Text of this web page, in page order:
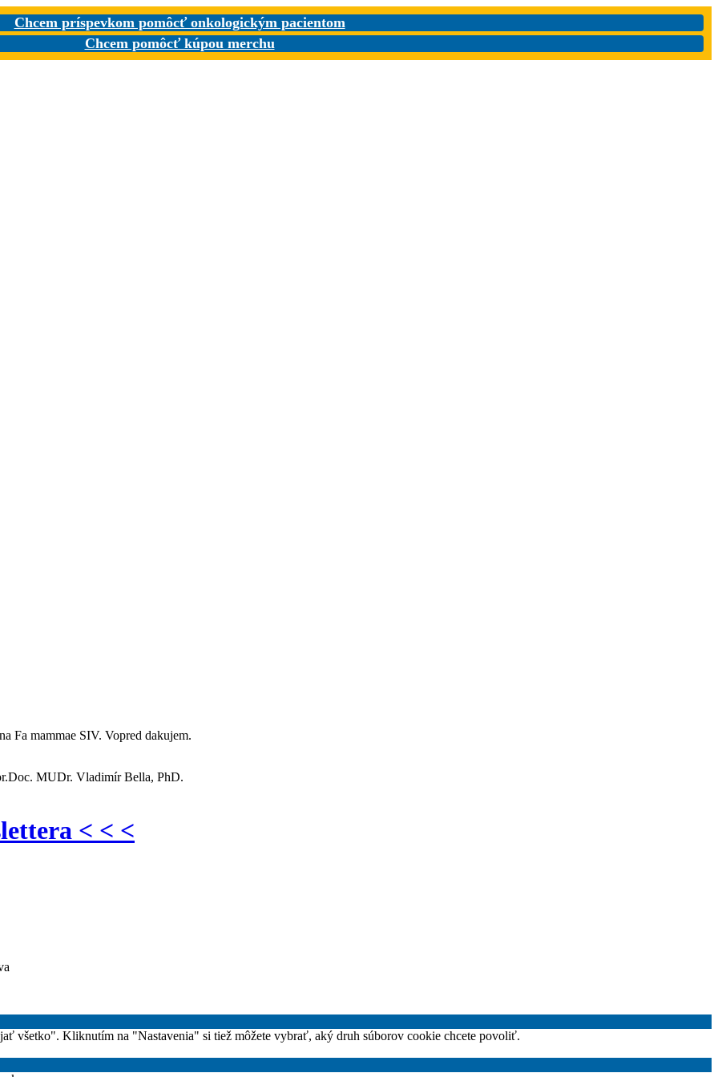
Chcem príspevkom pomôcť onkologickým pacientom
Chcem pomôcť kúpou merchu
Fa mammae SIV. Vopred dakujem.
MUDr. Vladimír Bella, PhD.
< < <
všetko". Kliknutím na "Nastavenia" si tiež môžete vybrať, aký druh súborov cookie chcete povoliť.